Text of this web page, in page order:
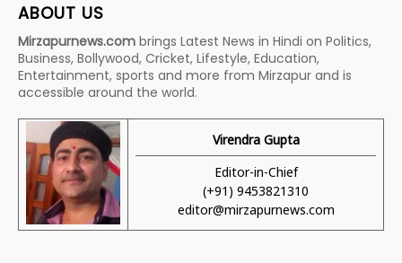
ABOUT US
Mirzapurnews.com brings Latest News in Hindi on Politics,
Business, Bollywood, Cricket, Lifestyle, Education,
Entertainment, sports and more from Mirzapur and is
accessible around the world.
Virendra Gupta
Editor-in-Chief
(+91) 9453821310
editor@mirzapurnews.com